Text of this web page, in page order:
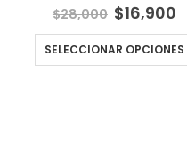
out of 5
$28,000 El
precio
original
era:
$16,900
SELECCIONAR OPCIONES